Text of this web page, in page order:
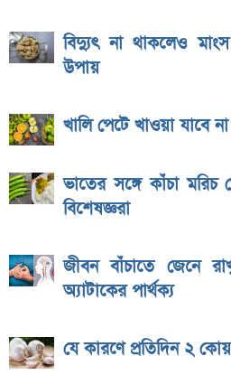
বিদ্যুৎ না থাকলেও
উপায়
খালি পেটে খাওয়া যাবে
ভাতের সঙ্গে কাঁচা
বিশেষজ্ঞরা
জীবন বাঁচাতে জেনে
অ্যাটাকের পার্থক্য
যে কারণে প্রতিদিন ২